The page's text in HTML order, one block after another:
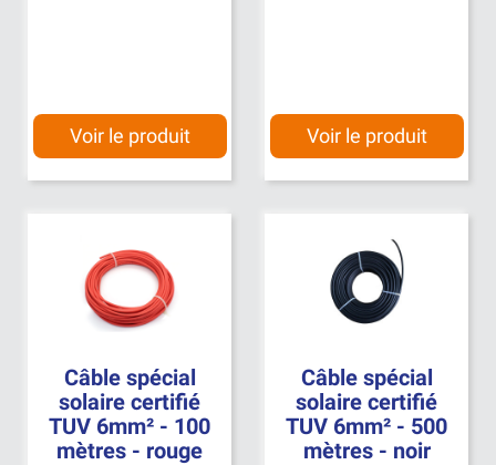
Voir le produit Voir le produit
Câble spécial
solaire certifié
TUV 6mm² - 100
mètres - rouge
Câble spécial
solaire certifié
TUV 6mm² - 500
mètres - noir